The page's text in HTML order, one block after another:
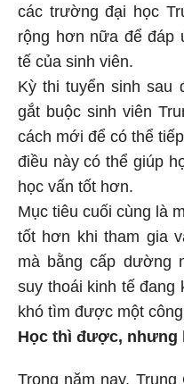
các trường đại học
rộng hơn nữa để đáp
tế của sinh viên.
Kỳ thi tuyển sinh sau
gắt buộc sinh viên
cách mới để có thể
điều này có thể giúp
học vấn tốt hơn.
Mục tiêu cuối cùng là
tốt hơn khi tham gia
mà bằng cấp dường
suy thoái kinh tế đang
khó tìm được một
Học thì được, nhưng